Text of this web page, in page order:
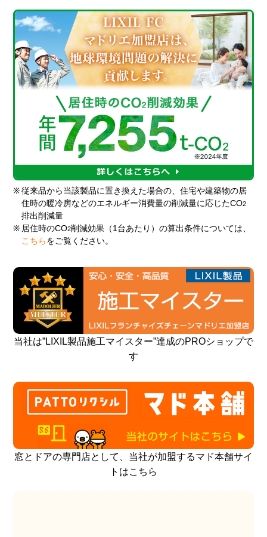
※ 従来品から当該製品に置き換えた場合の、住宅や建築物の居
住時の暖冷房などのエネルギー消費量の削減量に応じたCO2
排出削減量
※ 居住時のCO2削減効果（1台あたり）の算出条件については、
こちら をご覧ください。
当社は”LIXIL製品施工マイスター”達成のPROショップで
す
窓とドアの専門店として、当社が加盟するマド本舗サイ
トはこちら